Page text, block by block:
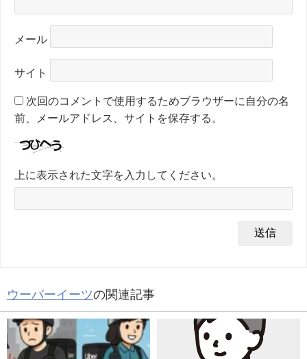
メール
サイト
次回のコメントで使用するためブラウザーに自分の名
前、メールアドレス、サイトを保存する。
上に表示された文字を入力してください。
ウーバーイーツの関連記事